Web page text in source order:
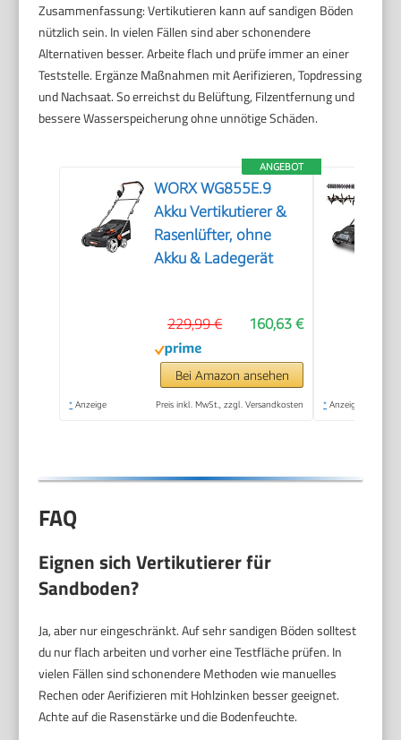
Zusammenfassung: Vertikutieren kann auf sandigen Böden
nützlich sein. In vielen Fällen sind aber schonendere
Alternativen besser. Arbeite flach und prüfe immer an einer
Teststelle. Ergänze Maßnahmen mit Aerifizieren, Topdressing
und Nachsaat. So erreichst du Belüftung, Filzentfernung und
bessere Wasserspeicherung ohne unnötige Schäden.
ANGEBOT
WORX WG855E.9
Akku Vertikutierer &
Rasenlüfter, ohne
Akku & Ladegerät
160,63 €
229,99 €
Bei Amazon ansehen
* Anzeige Preis inkl. MwSt., zzgl. Versandkosten * Anzeige
FAQ
Eignen sich Vertikutierer für
Sandboden?
Ja, aber nur eingeschränkt. Auf sehr sandigen Böden solltest
du nur flach arbeiten und vorher eine Testfläche prüfen. In
vielen Fällen sind schonendere Methoden wie manuelles
Rechen oder Aerifizieren mit Hohlzinken besser geeignet.
Achte auf die Rasenstärke und die Bodenfeuchte.